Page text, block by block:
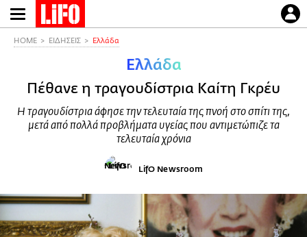
Παράκαμψη
προς
HOME ΕΙΔΗΣΕΙΣ Ελλάδα
Ελλάδα
Πέθανε η τραγουδίστρια Καίτη Γκρέυ
Η τραγουδίστρια άφησε την τελευταία της πνοή στο σπίτι της,
μετά από πολλά προβλήματα υγείας που αντιμετώπιζε τα
τελευταία χρόνια
LifO Newsroom